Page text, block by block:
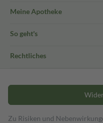
Meine Apotheke
So geht's
Rechtliches
Zu Risiken und